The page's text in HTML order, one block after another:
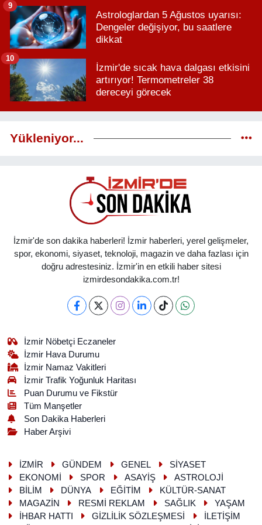
Astrologlardan 5 Ağustos uyarısı:
Dengeler değişiyor, bu saatlere
dikkat
9
İzmir'de sıcak hava dalgası etkisini
artırıyor! Termometreler 38
dereceyi görecek
10
Yükleniyor...
İzmir'de son dakika haberleri! İzmir haberleri, yerel gelişmeler,
spor, ekonomi, siyaset, teknoloji, magazin ve daha fazlası için
doğru adrestesiniz. İzmir'in en etkili haber sitesi
izmirdesondakika.com.tr!
İzmir Nöbetçi Eczaneler
İzmir Hava Durumu
İzmir Namaz Vakitleri
İzmir Trafik Yoğunluk Haritası
Puan Durumu ve Fikstür
Tüm Manşetler
Son Dakika Haberleri
Haber Arşivi
İZMİR GÜNDEM GENEL
SİYASET
EKONOMİ
SPOR ASAYİŞ
ASTROLOJİ
BİLİM
DÜNYA EĞİTİM
KÜLTÜR-SANAT
MAGAZİN
RESMİ REKLAM SAĞLIK
YAŞAM
İHBAR HATTI
GİZLİLİK SÖZLEŞMESİ
İLETİŞİM